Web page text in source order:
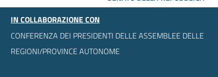
IN COLLABORAZIONE CON
CONFERENZA DEI PRESIDENTI DELLE ASSEMBLEE DELLE
REGIONI/PROVINCE AUTONOME